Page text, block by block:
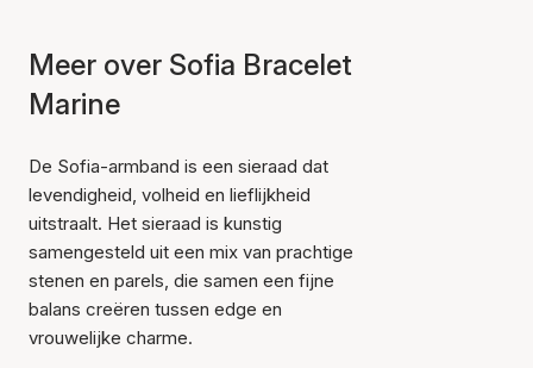
Meer over Sofia Bracelet
Marine
De Sofia-armband is een sieraad dat
levendigheid, volheid en lieflijkheid
uitstraalt. Het sieraad is kunstig
samengesteld uit een mix van prachtige
stenen en parels, die samen een fijne
balans creëren tussen edge en
vrouwelijke charme.